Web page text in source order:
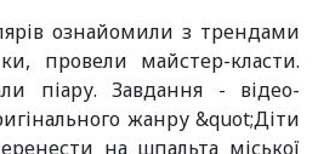
ознайомили з трендами
провели майстер-класти.
піару. Завдання - відео-
жанру &quot;Діти
на шпальта міської